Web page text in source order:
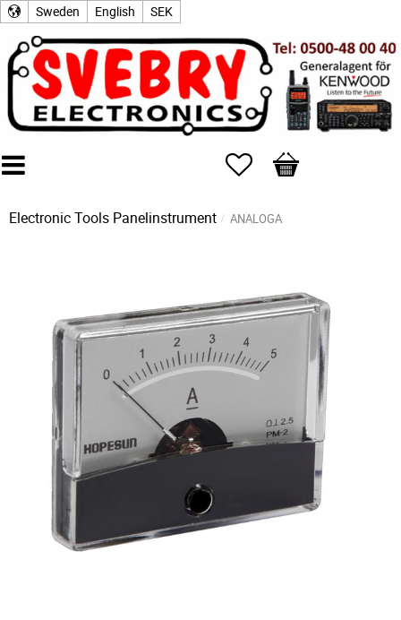
Sweden English SEK
Favorites
Basket
Electronic Tools Panelinstrument ANALOGA